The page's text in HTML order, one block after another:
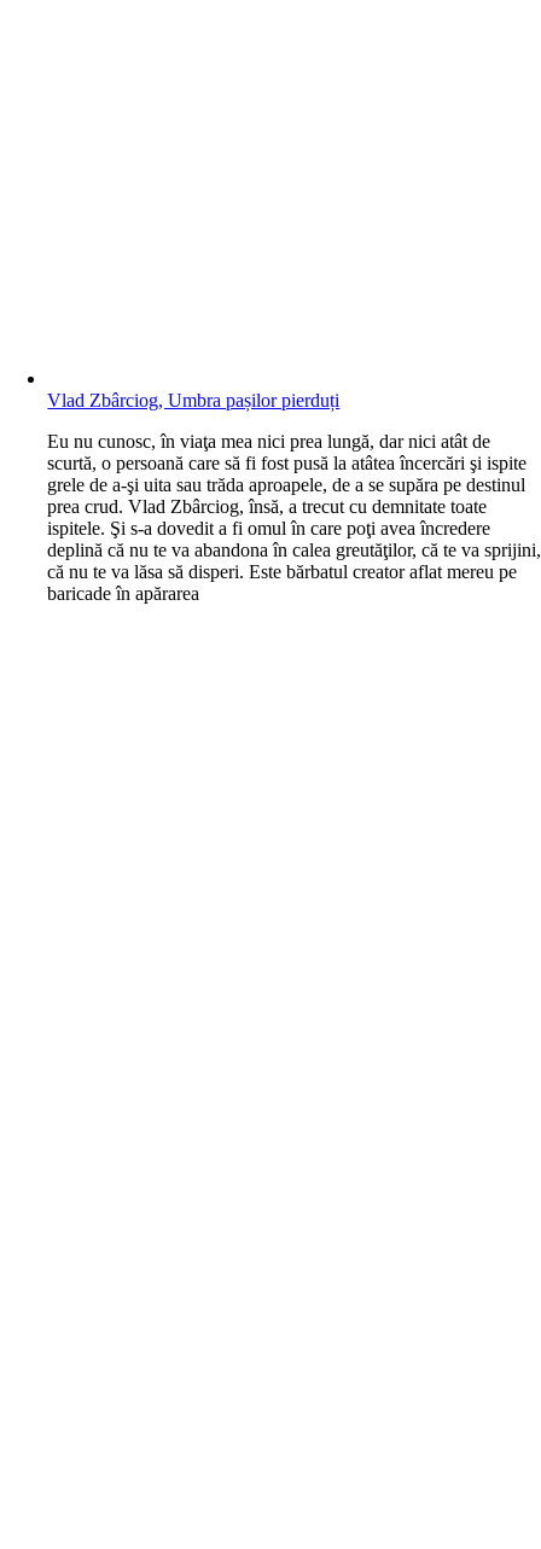
Vlad Zbârciog, Umbra pașilor pierduți
Eu nu cunosc, în viaţa mea nici prea lungă, dar nici atât de
scurtă, o persoană care să fi fost pusă la atâtea încercări şi ispite
grele de a-şi uita sau trăda aproapele, de a se supăra pe destinul
prea crud. Vlad Zbârciog, însă, a trecut cu demnitate toate
ispitele. Şi s-a dovedit a fi omul în care poţi avea încredere
deplină că nu te va abandona în calea greutăţilor, că te va sprijini,
că nu te va lăsa să disperi. Este bărbatul creator aflat mereu pe
baricade în apărarea